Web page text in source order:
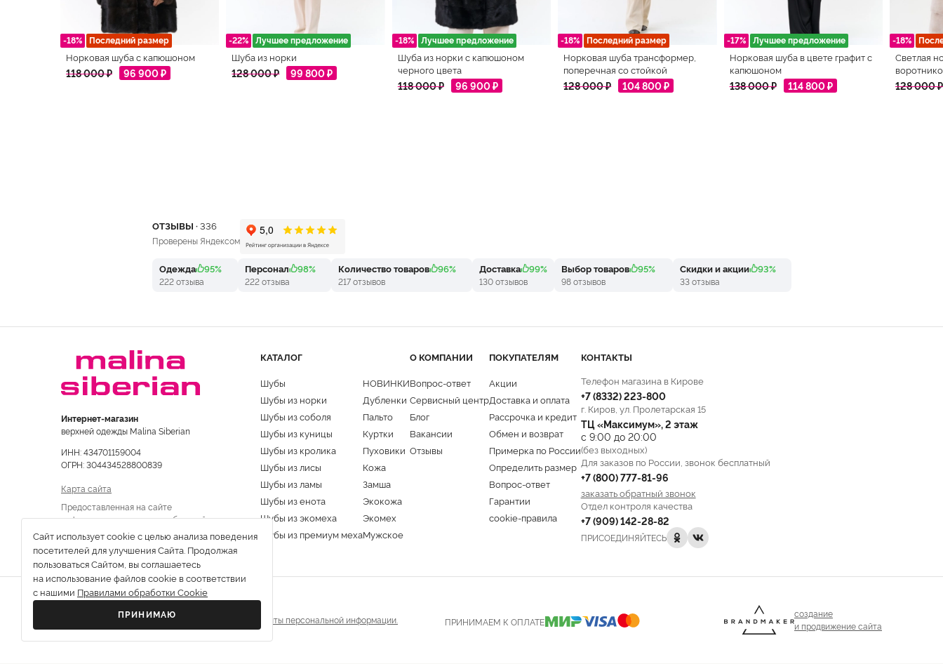
-18% Последний размер
Норковая шуба с капюшоном
118 000 ₽ 96 900 ₽
-22% Лучшее предложение
Шуба из норки
128 000 ₽ 99 800 ₽
-18% Лучшее предложение
Шуба из норки с капюшоном
черного цвета
118 000 ₽ 96 900 ₽
-18% Последний размер
Норковая шуба трансформер,
поперечная со стойкой
128 000 ₽ 104 800 ₽
-17% Лучшее предложение
Норковая шуба в цвете графит с
капюшоном
138 000 ₽ 114 800 ₽
-18%
Светлая
128 000 ₽
Сайт использует cookie с целью анализа поведения
посетителей для улучшения Сайта. Продолжая
пользоваться Сайтом, вы соглашаетесь
на использование файлов cookie в соответствии
с нашими Правилами обработки Cookie
ПРИНИМАЮ
ОТЗЫВЫ ·336
Проверены Яндексом
Одежда 95%
222 отзыва
Персонал 98%
222 отзыва
Количество товаров 96%
217 отзывов
Доставка 99%
130 отзывов
Выбор товаров 95%
98 отзывов
Скидки и акции 93%
33 отзыва
Интернет-магазин
верхней одежды Malina Siberian
ИНН: 434701159004
ОГРН: 304434528800839
Карта сайта
Предоставленная на сайте
информация не является публичной
КАТАЛОГ
Шубы
Шубы из норки
Шубы из соболя
Шубы из куницы
Шубы из кролика
Шубы из лисы
Шубы из ламы
Шубы из енота
Шубы из экомеха
Шубы из премиум меха
НОВИНКИ
Дубленки
Пальто
Куртки
Пуховики
Кожа
Замша
Экокожа
Экомех
Мужское
О КОМПАНИИ
Вопрос-ответ
Сервисный центр
Блог
Вакансии
Отзывы
ПОКУПАТЕЛЯМ
Акции
Доставка и оплата
Рассрочка и кредит
Обмен и возврат
Примерка по России
Определить размер
Вопрос-ответ
Гарантии
cookie-правила
КОНТАКТЫ
Телефон магазина в Кирове
+7 (8332)223-800
г. Киров, ул. Пролетарская 15
ТЦ «Максимум», 2 этаж
с 9:00 до 20:00
(без выходных)
Для заказов по России, звонок бесплатный
+7 (800) 777-81-96
заказать обратный звонок
Отдел контроля качества
+7 (909) 142-28-82
ПРИСОЕДИНЯЙТЕСЬ
Все права защищены © 2013-2026 г. Политика защиты персональной информации. ПРИНИМАЕМ К ОПЛАТЕ
создание
и продвижение сайта